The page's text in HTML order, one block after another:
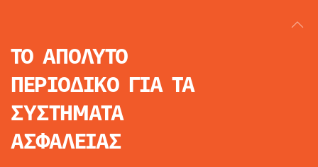
ΤΟ ΑΠΟΛΥΤΟ
ΠΕΡΙΟΔΙΚΟ ΓΙΑ ΤΑ
ΣΥΣΤΗΜΑΤΑ
ΑΣΦΑΛΕΙΑΣ